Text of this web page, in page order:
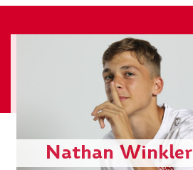
Nathan Winkler